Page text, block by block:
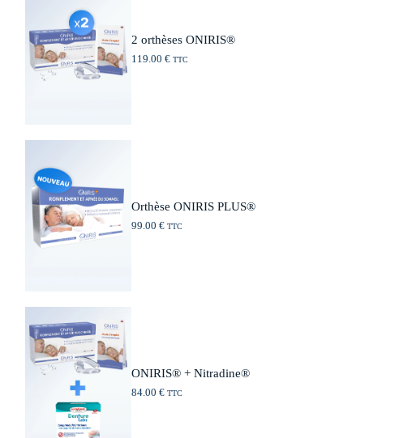
2 orthèses ONIRIS®
119.00 € TTC
Orthèse ONIRIS PLUS®
99.00 € TTC
ONIRIS® + Nitradine®
84.00 € TTC